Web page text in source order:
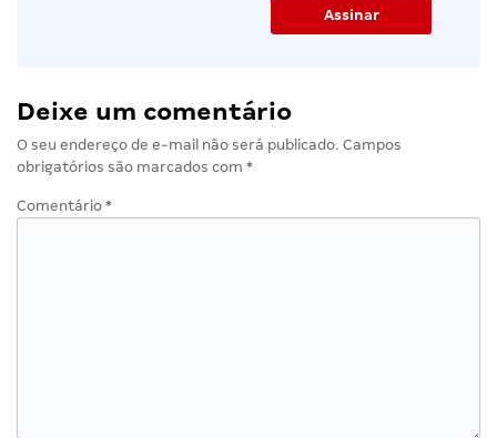
Deixe um comentário
O seu endereço de e-mail não será publicado. Campos
obrigatórios são marcados com *
Comentário *